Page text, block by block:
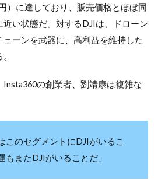
）に達しており、販売価格とほぼ同
い状態だ。対するDJIは、ドローン
ーンを武器に、高利益を維持した
の創業者、劉靖康は複雑な
このセグメントにDJIがいるこ
もまたDJIがいることだ」